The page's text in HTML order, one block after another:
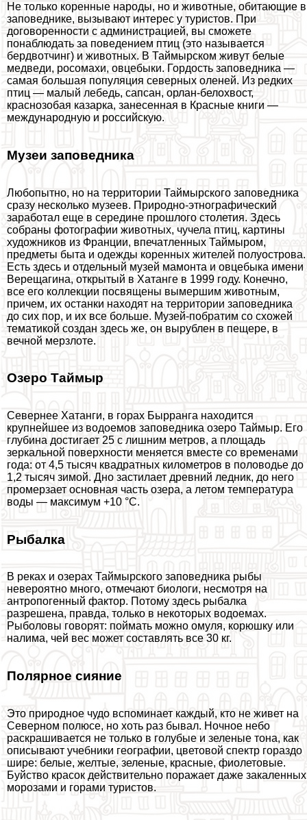
Не только коренные народы, но и животные, обитающие в
заповеднике, вызывают интерес у туристов. При
договоренности с администрацией, вы сможете
понаблюдать за поведением птиц (это называется
бердвотчинг) и животных. В Таймырском живут белые
медведи, росомахи, овцебыки. Гордость заповедника —
самая большая популяция северных оленей. Из редких
птиц — малый лебедь, сапсан, орлан-белохвост,
краснозобая казарка, занесенная в Красные книги —
международную и российскую.
Музеи заповедника
Любопытно, но на территории Таймырского заповедника
сразу несколько музеев. Природно-этнографический
заработал еще в середине прошлого столетия. Здесь
собраны фотографии животных, чучела птиц, картины
художников из Франции, впечатленных Таймыром,
предметы быта и одежды коренных жителей полуострова.
Есть здесь и отдельный музей мамонта и овцебыка имени
Верещагина, открытый в Хатанге в 1999 году. Конечно,
все его коллекции посвящены вымершим животным,
причем, их останки находят на территории заповедника
до сих пор, и их все больше. Музей-побратим со схожей
тематикой создан здесь же, он вырублен в пещере, в
вечной мерзлоте.
Озеро Таймыр
Севернее Хатанги, в горах Бырранга находится
крупнейшее из водоемов заповедника озеро Таймыр. Его
глубина достигает 25 с лишним метров, а площадь
зеркальной поверхности меняется вместе со временами
года: от 4,5 тысяч квадратных километров в пoлoвoдье до
1,2 тысяч зимой. Дно застилает древний ледник, до него
промерзает основная часть озера, а летом температура
воды — максимум +10 °C.
Рыбалка
В реках и озерах Таймырского заповедника рыбы
невероятно много, отмечают биологи, несмотря на
антропогенный фактор. Потому здесь рыбалка
разрешена, правда, только в некоторых водоемах.
Рыболовы говорят: поймать можно омуля, корюшку или
налима, чей вес может составлять все 30 кг.
Полярное сияние
Это природное чудо вспоминает каждый, кто не живет на
Северном полюсе, но хоть раз бывал. Ночное небо
раскрашивается не только в гoлyбые и зеленые тона, как
описывают учебники географии, цветовой спектр гораздо
шире: белые, желтые, зеленые, красные, фиолетовые.
Буйство красок действительно поражает даже закаленных
морозами и горами туристов.